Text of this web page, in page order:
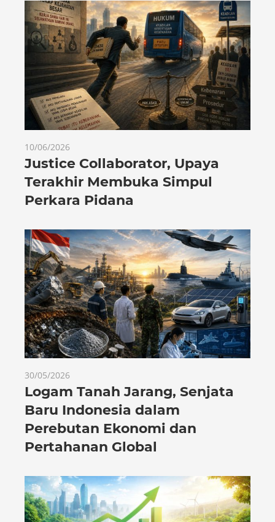
10/06/2026
Justice Collaborator, Upaya
Terakhir Membuka Simpul
Perkara Pidana
30/05/2026
Logam Tanah Jarang, Senjata
Baru Indonesia dalam
Perebutan Ekonomi dan
Pertahanan Global